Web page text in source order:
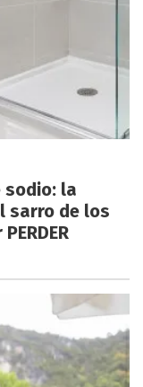
sodio: la
sarro de los